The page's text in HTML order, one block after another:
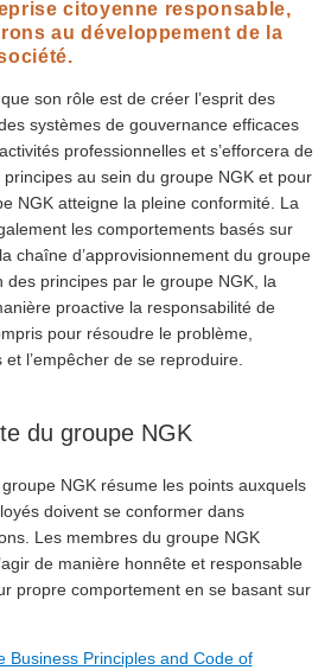
citoyenne responsable,
au développement de la
son rôle est de créer l’esprit des
systèmes de gouvernance efficaces
professionnelles et s’efforcera de
principes au sein du groupe NGK et pour
NGK atteigne la pleine conformité. La
les comportements basés sur
chaîne d’approvisionnement du groupe
des principes par le groupe NGK, la
proactive la responsabilité de
pour résoudre le problème,
l’empêcher de se reproduire.
du groupe NGK
NGK résume les points auxquels
doivent se conformer dans
Les membres du groupe NGK
de manière honnête et responsable
propre comportement en se basant sur
Business Principles and Code of